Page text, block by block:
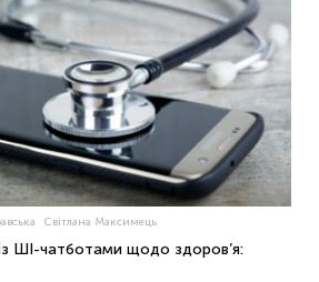
Світлана Максимець
ШІ-чатботами щодо здоров’я: